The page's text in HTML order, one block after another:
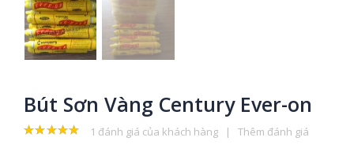
Bút Sơn Vàng Century Ever-on
1 đánh giá của khách hàng | Thêm đánh giá